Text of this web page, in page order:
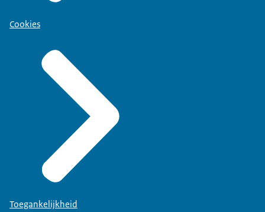
Cookies
Toegankelijkheid